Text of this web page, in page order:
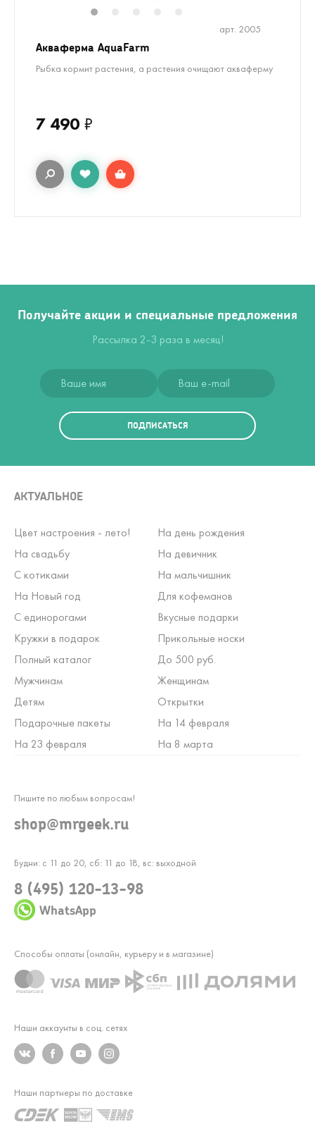
арт. 2005
Акваферма AquaFarm
Рыбка кормит растения, а растения очищают акваферму
7 490 ₽
Получайте акции и специальные предложения
Рассылка 2-3 раза в месяц!
ПОДПИСАТЬСЯ
АКТУАЛЬНОЕ
Цвет настроения - лето!
На день рождения
На свадьбу
На девичник
С котиками
На мальчишник
На Новый год
Для кофеманов
С единорогами
Вкусные подарки
Кружки в подарок
Прикольные носки
Полный каталог
До 500 руб.
Мужчинам
Женщинам
Детям
Открытки
Подарочные пакеты
На 14 февраля
На 23 февраля
На 8 марта
Будни: с 11 до 20, сб: 11 до 18, вс: выходной
8 (495) 120-13-98
WhatsApp
Пишите по любым вопросам!
shop@mrgeek.ru
Наши аккаунты в соц. сетях
Способы оплаты (онлайн, курьеру и в магазине)
Наши партнеры по доставке